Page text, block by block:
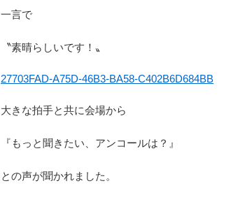
一言で
〝素晴らしいです！〟
27703FAD-A75D-46B3-BA58-C402B6D684BB
大きな拍手と共に会場から
『もっと聞きたい、アンコールは？』
との声が聞かれました。